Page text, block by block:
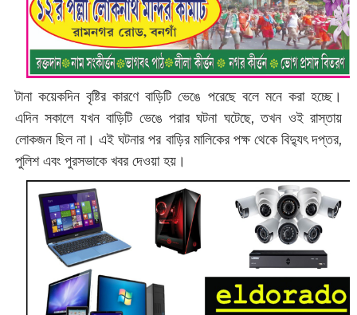
টানা কয়েকদিন বৃষ্টির কারণে বাড়িটি ভেঙে পরেছে বলে মনে করা হচ্ছে।
এদিন সকালে যখন বাড়িটি ভেঙে পরার ঘটনা ঘটেছে, তখন ওই রাস্তায়
লোকজন ছিল না। এই ঘটনার পর বাড়ির মালিকের পক্ষ থেকে বিদ্যুৎ দপ্তর,
পুলিশ এবং পুরসভাকে খবর দেওয়া হয়।